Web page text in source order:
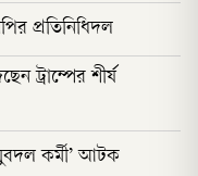
প্রতিনিধিদল
ট্রাম্পের শীর্ষ
কর্মী’ আটক